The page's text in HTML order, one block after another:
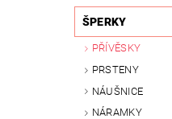
ŠPERKY
PŘÍVĚSKY
PRSTENY
NÁUŠNICE
NÁRAMKY